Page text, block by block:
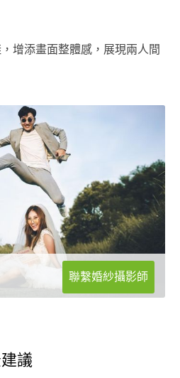
增添畫面整體感，展現兩人間
聯繫婚紗攝影師
議